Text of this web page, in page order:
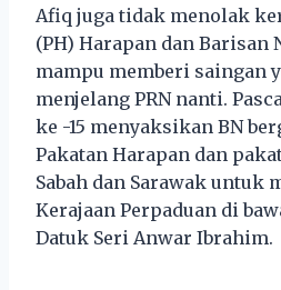
Afiq juga tidak menolak
(PH) Harapan dan Barisan
mampu memberi saingan
menjelang PRN nanti.
ke -15 menyaksikan BN
Pakatan Harapan dan
Sabah dan Sarawak untuk
Kerajaan Perpaduan di
Datuk Seri Anwar Ibrahim.